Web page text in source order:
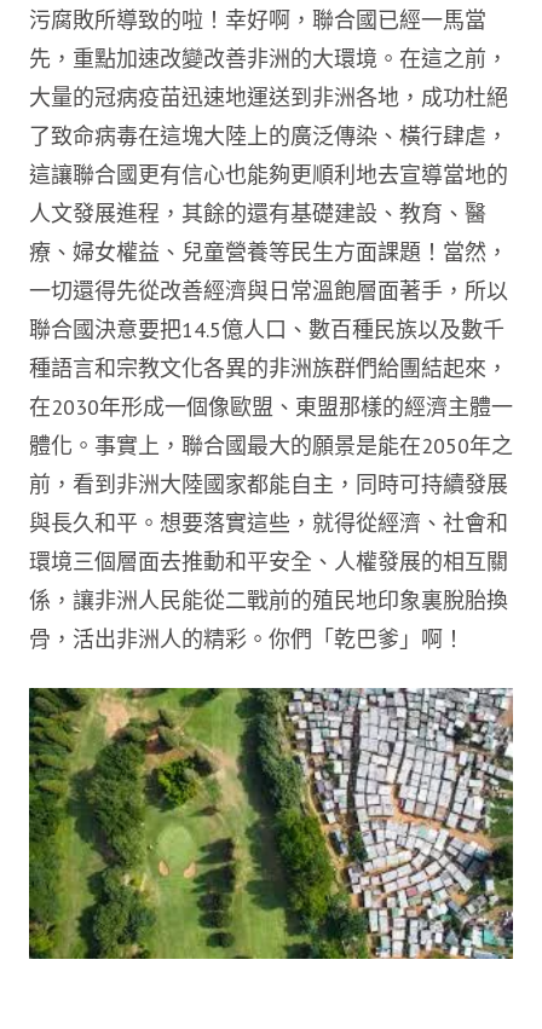
污腐敗所導致的啦！幸好啊，聯合國已經一馬當
先，重點加速改變改善非洲的大環境。在這之前，
大量的冠病疫苗迅速地運送到非洲各地，成功杜絕
了致命病毒在這塊大陸上的廣泛傳染、橫行肆虐，
這讓聯合國更有信心也能夠更順利地去宣導當地的
人文發展進程，其餘的還有基礎建設、教育、醫
療、婦女權益、兒童營養等民生方面課題！當然，
一切還得先從改善經濟與日常溫飽層面著手，所以
聯合國決意要把14.5億人口、數百種民族以及數千
種語言和宗教文化各異的非洲族群們給團結起來，
在2030年形成一個像歐盟、東盟那樣的經濟主體一
體化。事實上，聯合國最大的願景是能在2050年之
前，看到非洲大陸國家都能自主，同時可持續發展
與長久和平。想要落實這些，就得從經濟、社會和
環境三個層面去推動和平安全、人權發展的相互關
係，讓非洲人民能從二戰前的殖民地印象裏脫胎換
骨，活出非洲人的精彩。你們「乾巴爹」啊！